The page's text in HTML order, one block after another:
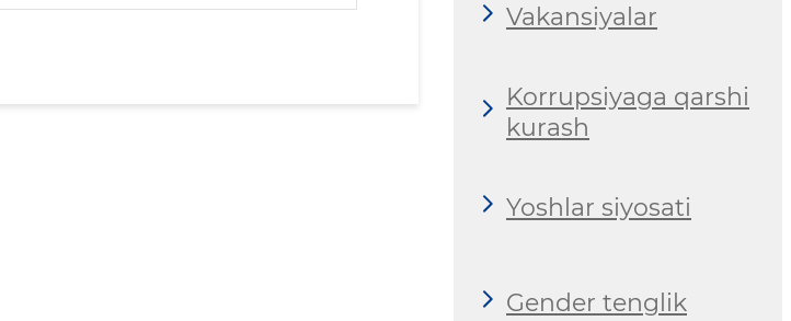
Vakansiyalar
Korrupsiyaga qarshi
kurash
Yoshlar siyosati
Gender tenglik